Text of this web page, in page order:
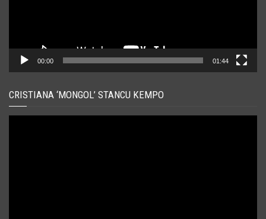
00:00 01:44
CRISTIANA ‘MONGOL’ STANCU KEMPO